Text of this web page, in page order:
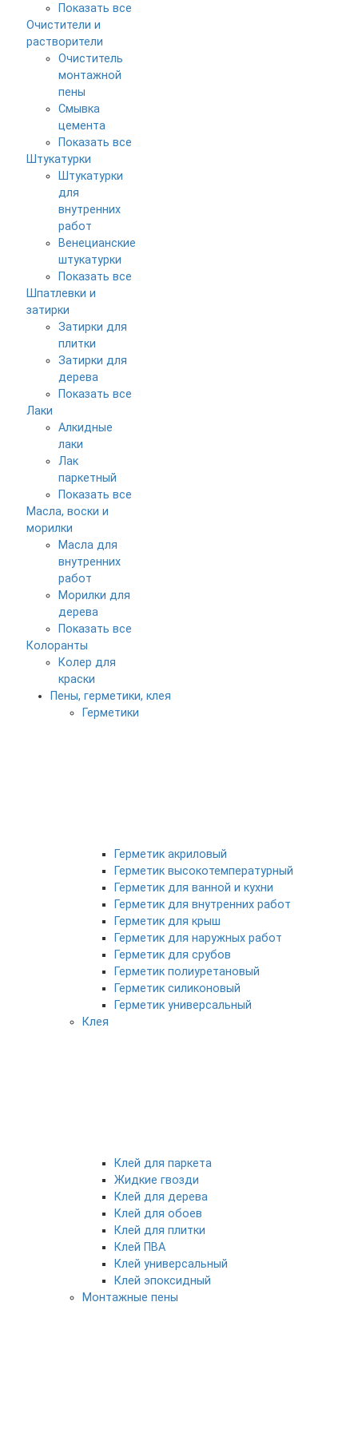
Показать все
Очистители и
растворители
Очиститель
монтажной
пены
Смывка
цемента
Показать все
Штукатурки
Штукатурки
для
внутренних
работ
Венецианские
штукатурки
Показать все
Шпатлевки и
затирки
Затирки для
плитки
Затирки для
дерева
Показать все
Лаки
Алкидные
лаки
Лак
паркетный
Показать все
Масла, воски и
морилки
Масла для
внутренних
работ
Морилки для
дерева
Показать все
Колоранты
Колер для
краски
Пены, герметики, клея
Герметики
Герметик акриловый
Герметик высокотемпературный
Герметик для ванной и кухни
Герметик для внутренних работ
Герметик для крыш
Герметик для наружных работ
Герметик для срубов
Герметик полиуретановый
Герметик силиконовый
Герметик универсальный
Клея
Клей для паркета
Жидкие гвозди
Клей для дерева
Клей для обоев
Клей для плитки
Клей ПВА
Клей универсальный
Клей эпоксидный
Монтажные пены